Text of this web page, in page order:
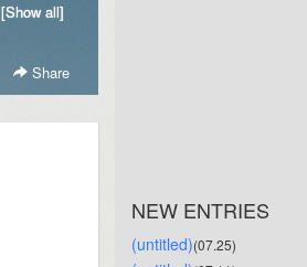
[Show all]
Share
NEW ENTRIES
(untitled)(07.25)